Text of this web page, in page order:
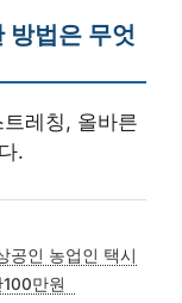
방법은 무엇
레칭, 올바른
.
공인 농업인 택시
만원